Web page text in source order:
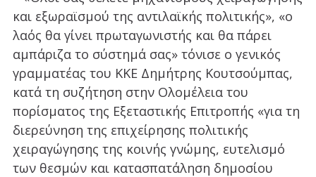
και εξωραϊσμού της αντιλαϊκής πολιτικής», «ο
λαός θα γίνει πρωταγωνιστής και θα πάρει
αμπάριζα το σύστημά σας» τόνισε ο γενικός
γραμματέας του ΚΚΕ Δημήτρης Κουτσούμπας,
κατά τη συζήτηση στην Ολομέλεια του
πορίσματος της Εξεταστικής Επιτροπής «για τη
διερεύνηση της επιχείρησης πολιτικής
χειραγώγησης της κοινής γνώμης, ευτελισμό
των θεσμών και κατασπατάληση δημοσίου